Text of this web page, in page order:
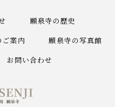
願泉寺の歴史
ご案内
願泉寺の写真館
お問い合わせ